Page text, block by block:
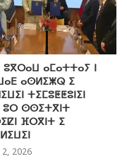
ⴰⵎⴰⵜⵜⴰⵢ ⵏ
ⴰⵙⵍⵉⵥⵕ ⵉ
ⵜⵉⵎⵓⵟⵟⵓⵏⵉⵏ
ⵙⵙⵉⵜⴳⵏⵜ
ⴼⵔⴳⵏⵜ ⵉ
2026